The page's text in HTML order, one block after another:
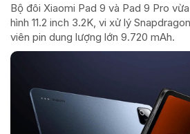
Bộ đôi Xiaomi Pad 9 và Pad 9 Pro
hình 11.2 inch 3.2K, vi xử lý
viên pin dung lượng lớn 9.720 mAh.